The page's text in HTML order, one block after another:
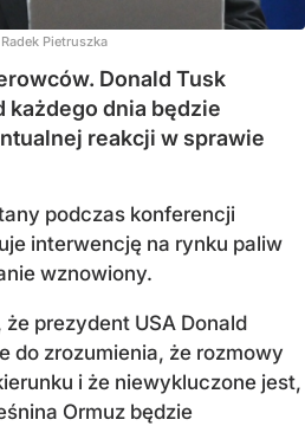
Radek Pietruszka
Donald Tusk
każdego dnia będzie
reakcji w sprawie
podczas konferencji
interwencję na rynku paliw
wznowiony.
że prezydent USA Donald
do zrozumienia, że rozmowy
i że niewykluczone jest,
Ormuz będzie